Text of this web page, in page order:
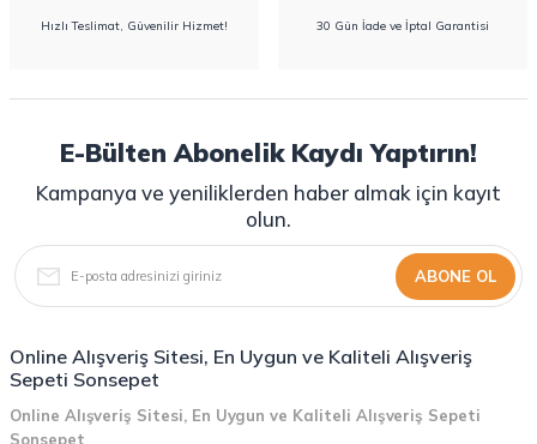
Hızlı Teslimat, Güvenilir Hizmet! 30 Gün İade ve İptal Garantisi
E-Bülten Abonelik Kaydı Yaptırın!
Kampanya ve yeniliklerden haber almak için kayıt
olun.
ABONE OL
Online Alışveriş Sitesi, En Uygun ve Kaliteli Alışveriş
Sepeti Sonsepet
Online Alışveriş Sitesi, En Uygun ve Kaliteli Alışveriş Sepeti
Sonsepet